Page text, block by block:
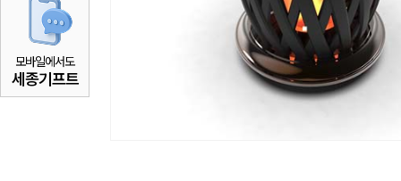
모바일에서도
세종기프트